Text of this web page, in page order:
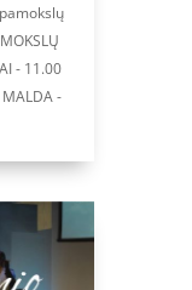
- 11.00
-